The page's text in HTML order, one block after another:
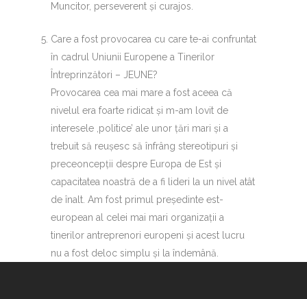
Muncitor, perseverent și curajos.
Care a fost provocarea cu care te-ai confruntat
în cadrul Uniunii Europene a Tinerilor
Întreprinzători – JEUNE?
Provocarea cea mai mare a fost aceea că
nivelul era foarte ridicat și m-am lovit de
interesele ,politice’ ale unor țări mari și a
trebuit să reușesc să înfrâng stereotipuri și
preceoncepții despre Europa de Est și
capacitatea noastră de a fi lideri la un nivel atât
de înalt. Am fost primul președinte est-
european al celei mai mari organizații a
tinerilor antreprenori europeni și acest lucru
nu a fost deloc simplu și la îndemână.